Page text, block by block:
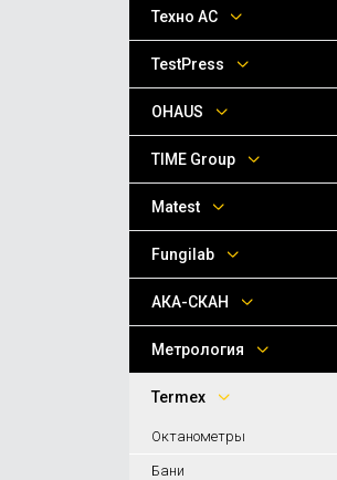
Техно АС
TestPress
OHAUS
TIME Group
Matest
Fungilab
АКА-СКАН
Метрология
Termex
Октанометры
Бани